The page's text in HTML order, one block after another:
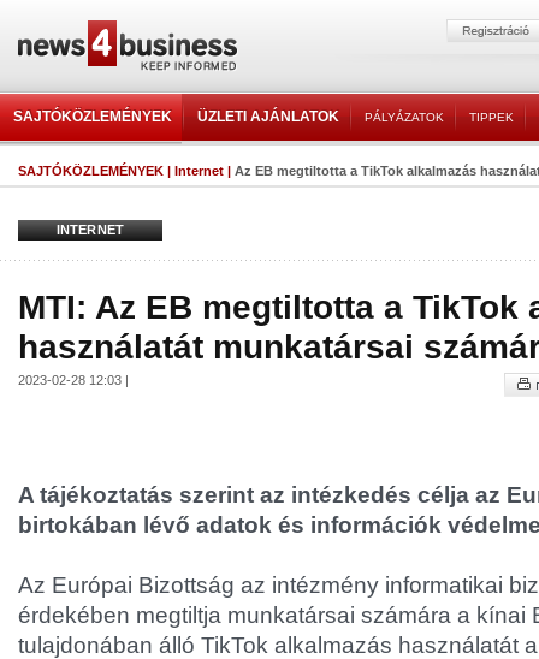
SAJTÓKÖZLEMÉNYEK ÜZLETI AJÁNLATOK PÁLYÁZATOK TIPPEK
SAJTÓKÖZLEMÉNYEK | Internet | Az EB megtiltotta a TikTok alkalmazás
INTERNET
MTI: Az EB megtiltotta a TikTok
használatát munkatársai
2023-02-28 12:03 |
A tájékoztatás szerint az intézkedés célja az
birtokában lévő adatok és információk
Az Európai Bizottság az intézmény informatikai
érdekében megtiltja munkatársai számára a kínai
tulajdonában álló TikTok alkalmazás használatát